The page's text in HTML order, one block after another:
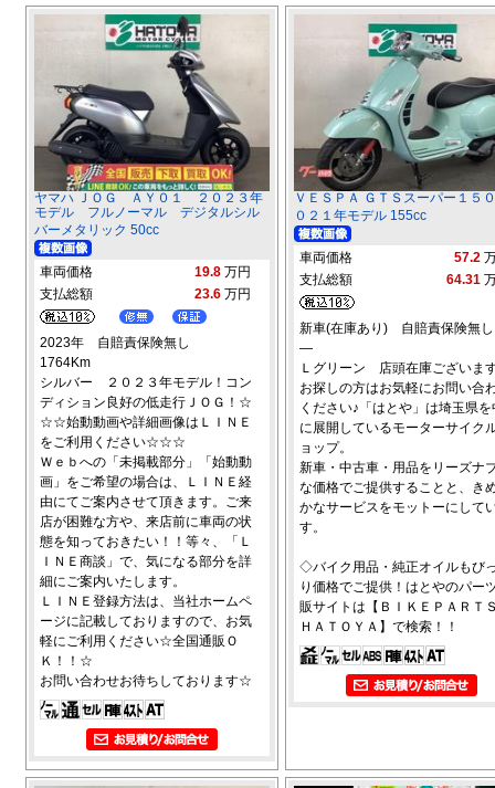
ヤマハ ＪＯＧ ＡＹ０１ ２０２３年
モデル フルノーマル デジタルシル
バーメタリック 50cc
車両価格 19.8 万円
支払総額
23.6 万円
2023年 自賠責保険無し
1764Km
シルバー ２０２３年モデル！コン
ディション良好の低走行ＪＯＧ！☆
☆☆始動動画や詳細画像はＬＩＮＥ
をご利用ください☆☆☆
Ｗｅｂへの「未掲載部分」「始動動
画」をご希望の場合は、ＬＩＮＥ経
由にてご案内させて頂きます。ご来
店が困難な方や、来店前に車両の状
態を知っておきたい！！等々、「Ｌ
ＩＮＥ商談」で、気になる部分を詳
細にご案内いたします。
ＬＩＮＥ登録方法は、当社ホームペ
ージに記載しておりますので、お気
軽にご利用ください☆全国通販Ｏ
Ｋ！！☆
お問い合わせお待ちしております☆
ＶＥＳＰＡ ＧＴＳスーパー１５
０２１年モデル 155cc
車両価格 57.2
支払総額
64.31
新車(在庫あり) 自賠責保険無し
―
Ｌグリーン 店頭在庫ございま
お探しの方はお気軽にお問い合
ください♪「はとや」は埼玉県を
に展開しているモーターサイク
ョップ。
新車・中古車・用品をリーズナ
な価格でご提供することと、き
かなサービスをモットーにして
す。
◇バイク用品・純正オイルもび
り価格でご提供！はとやのパー
販サイトは【ＢＩＫＥＰＡＲＴ
ＨＡＴＯＹＡ】で検索！！